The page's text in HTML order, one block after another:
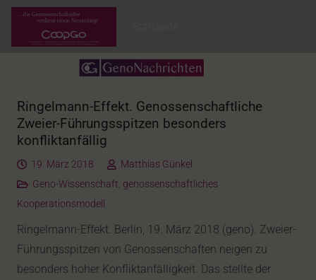
Ringelmann-Effekt. Genossenschaftliche
Zweier-Führungsspitzen besonders
konfliktanfällig
19. März 2018
Matthias Günkel
Geno-Wissenschaft, genossenschaftliches
Kooperationsmodell
Ringelmann-Effekt. Berlin, 19. März 2018 (geno). Zweier-
Führungsspitzen von Genossenschaften neigen zu
besonders hoher Konfliktanfälligkeit. Das stellte der